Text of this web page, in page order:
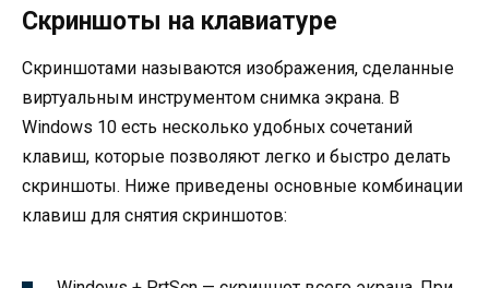
Скриншоты на клавиатуре
Скриншотами называются изображения, сделанные
виртуальным инструментом снимка экрана. В
Windows 10 есть несколько удобных сочетаний
клавиш, которые позволяют легко и быстро делать
скриншоты. Ниже приведены основные комбинации
клавиш для снятия скриншотов: